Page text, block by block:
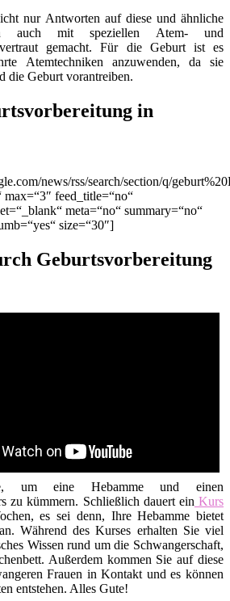
nur Antworten auf diese und ähnliche
auch mit speziellen Atem- und
vertraut gemacht. Für die Geburt ist es
Atemtechniken anzuwenden, da sie
die Geburt vorantreiben.
in
news/rss/search/section/q/
feed_title=“no“
meta=“no“ summary=“no“
size=“30″]
Geburtsvorbereitung
um eine Hebamme und einen
zu kümmern. Schließlich dauert ein Kurs
es sei denn, Ihre Hebamme bietet
Während des Kurses erhalten Sie viel
Wissen rund um die Schwangerschaft,
Außerdem kommen Sie auf diese
Frauen in Kontakt und es können
entstehen. Alles Gute!